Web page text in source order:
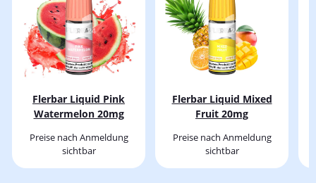
Flerbar Liquid Pink
Watermelon 20mg
Preise nach Anmeldung
sichtbar
Flerbar Liquid Mixed
Fruit 20mg
Preise nach Anmeldung
sichtbar